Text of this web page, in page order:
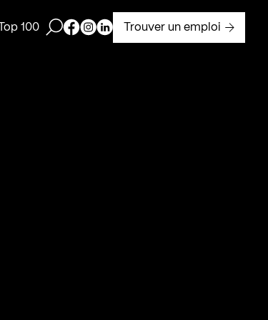
Top 100 Ouvrir la barre de recherche
Page Facebook de Kollectif
Page Instagram de Kollectif
Page Linkedin de Kollectif
Trouver un emploi